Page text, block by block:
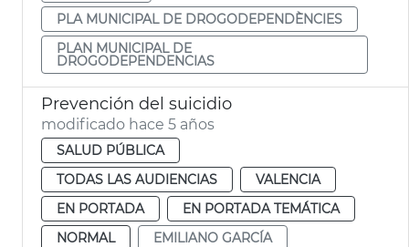
PLA MUNICIPAL DE DROGODEPENDÈNCIES
PLAN MUNICIPAL DE
DROGODEPENDENCIAS
Prevención del suicidio
modificado hace 5 años
SALUD PÚBLICA
TODAS LAS AUDIENCIAS
VALENCIA
EN PORTADA
EN PORTADA TEMÁTICA
NORMAL
EMILIANO GARCÍA